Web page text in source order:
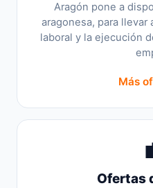
Aragón pone a
aragonesa, para llevar
laboral y la ejecución
Más
Ofertas